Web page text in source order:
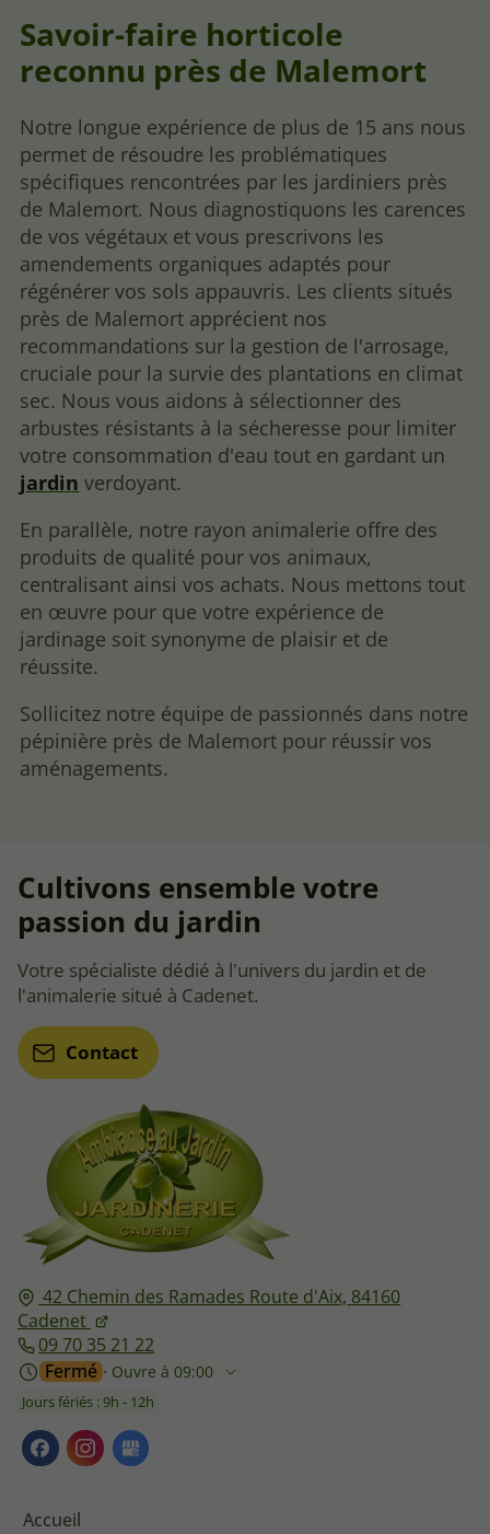
Savoir-faire horticole
reconnu près de Malemort
Notre longue expérience de plus de 15 ans nous
permet de résoudre les problématiques
spécifiques rencontrées par les jardiniers près
de Malemort. Nous diagnostiquons les carences
de vos végétaux et vous prescrivons les
amendements organiques adaptés pour
régénérer vos sols appauvris. Les clients situés
près de Malemort apprécient nos
recommandations sur la gestion de l'arrosage,
cruciale pour la survie des plantations en climat
sec. Nous vous aidons à sélectionner des
arbustes résistants à la sécheresse pour limiter
votre consommation d'eau tout en gardant un
jardin verdoyant.
En parallèle, notre rayon animalerie offre des
produits de qualité pour vos animaux,
centralisant ainsi vos achats. Nous mettons tout
en œuvre pour que votre expérience de
jardinage soit synonyme de plaisir et de
réussite.
Sollicitez notre équipe de passionnés dans notre
pépinière près de Malemort pour réussir vos
aménagements.
42 Chemin des Ramades Route d'Aix, 84160
Cadenet
09 70 35 21 22
Fermé ⋅ Ouvre à 09:00
Jours fériés : 9h - 12h
Accueil
Cultivons ensemble votre
passion du jardin
Votre spécialiste dédié à l'univers du jardin et de
l'animalerie situé à Cadenet.
Contact